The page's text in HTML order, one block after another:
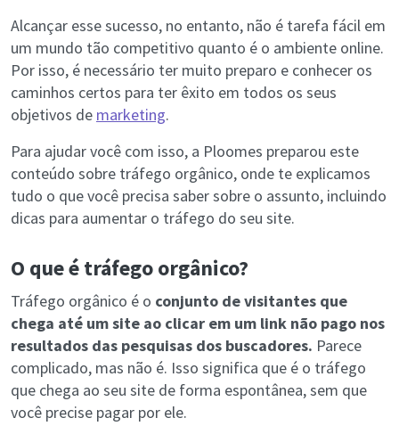
Alcançar esse sucesso, no entanto, não é tarefa fácil em
um mundo tão competitivo quanto é o ambiente online.
Por isso, é necessário ter muito preparo e conhecer os
caminhos certos para ter êxito em todos os seus
objetivos de marketing.
Para ajudar você com isso, a Ploomes preparou este
conteúdo sobre tráfego orgânico, onde te explicamos
tudo o que você precisa saber sobre o assunto, incluindo
dicas para aumentar o tráfego do seu site.
O que é tráfego orgânico?
Tráfego orgânico é o conjunto de visitantes que
chega até um site ao clicar em um link não pago nos
resultados das pesquisas dos buscadores. Parece
complicado, mas não é. Isso significa que é o tráfego
que chega ao seu site de forma espontânea, sem que
você precise pagar por ele.